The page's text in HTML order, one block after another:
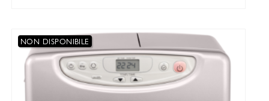
NON DISPONIBILE